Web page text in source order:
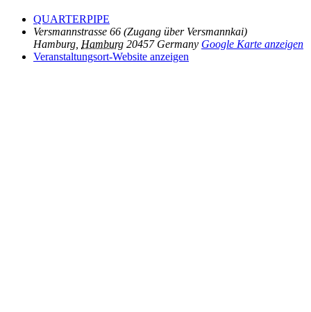
QUARTERPIPE
Versmannstrasse 66 (Zugang über Versmannkai)
Hamburg Hamburg 20457 Germany Google Karte anzeigen
Veranstaltungsort-Website anzeigen